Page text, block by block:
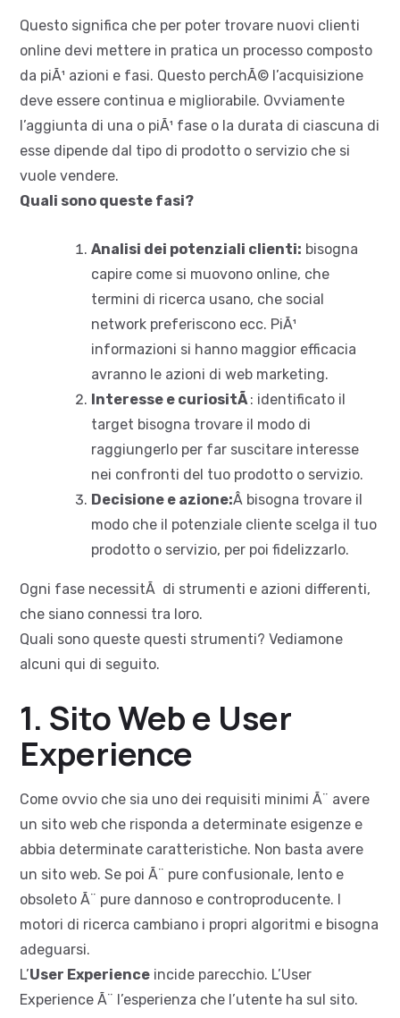
Questo significa che per poter trovare nuovi clienti
online devi mettere in pratica un processo composto
da piÃ¹ azioni e fasi. Questo perchÃ© l’acquisizione
deve essere continua e migliorabile. Ovviamente
l’aggiunta di una o piÃ¹ fase o la durata di ciascuna di
esse dipende dal tipo di prodotto o servizio che si
vuole vendere.
Quali sono queste fasi?
Analisi dei potenziali clienti: bisogna
capire come si muovono online, che
termini di ricerca usano, che social
network preferiscono ecc. PiÃ¹
informazioni si hanno maggior efficacia
avranno le azioni di web marketing.
Interesse e curiositÃ : identificato il
target bisogna trovare il modo di
raggiungerlo per far suscitare interesse
nei confronti del tuo prodotto o servizio.
Decisione e azione:Â bisogna trovare il
modo che il potenziale cliente scelga il tuo
prodotto o servizio, per poi fidelizzarlo.
Ogni fase necessitÃ di strumenti e azioni differenti,
che siano connessi tra loro.
Quali sono queste questi strumenti? Vediamone
alcuni qui di seguito.
1. Sito Web e User
Experience
Come ovvio che sia uno dei requisiti minimi Ã¨ avere
un sito web che risponda a determinate esigenze e
abbia determinate caratteristiche. Non basta avere
un sito web. Se poi Ã¨ pure confusionale, lento e
obsoleto Ã¨ pure dannoso e controproducente. I
motori di ricerca cambiano i propri algoritmi e bisogna
adeguarsi.
L’User Experience incide parecchio. L’User
Experience Ã¨ l’esperienza che l’utente ha sul sito.